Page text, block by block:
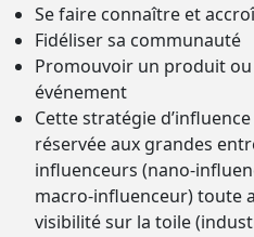
Se faire connaître et
Fidéliser sa communauté
Promouvoir un produit
événement
Cette stratégie
réservée aux grandes
influenceurs (nano-
macro-influenceur) toute
visibilité sur la toile